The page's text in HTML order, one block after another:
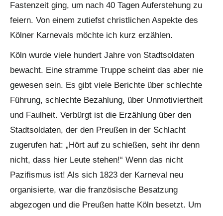
Fastenzeit ging, um nach 40 Tagen Auferstehung zu
feiern. Von einem zutiefst christlichen Aspekte des
Kölner Karnevals möchte ich kurz erzählen.
Köln wurde viele hundert Jahre von Stadtsoldaten
bewacht. Eine stramme Truppe scheint das aber nie
gewesen sein. Es gibt viele Berichte über schlechte
Führung, schlechte Bezahlung, über Unmotiviertheit
und Faulheit. Verbürgt ist die Erzählung über den
Stadtsoldaten, der den Preußen in der Schlacht
zugerufen hat: „Hört auf zu schießen, seht ihr denn
nicht, dass hier Leute stehen!“ Wenn das nicht
Pazifismus ist! Als sich 1823 der Karneval neu
organisierte, war die französische Besatzung
abgezogen und die Preußen hatte Köln besetzt. Um